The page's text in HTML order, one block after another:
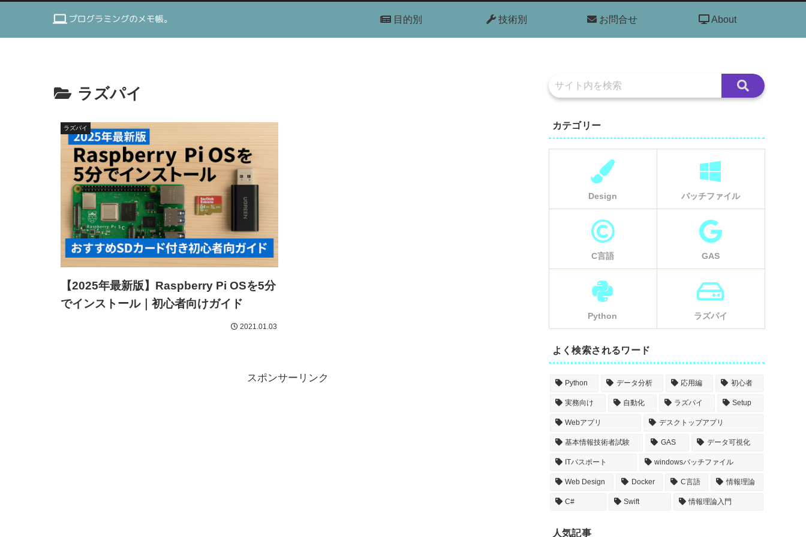
目的別 技術別 お問合せ About
ラズパイ
ラズパイ
【2025年最新版】Raspberry Pi OSを5分
でインストール｜初心者向けガイド
2021.01.03
スポンサーリンク
カテゴリー
Design バッチファイル
C言語 GAS
Python ラズパイ
よく検索されるワード
Python データ分析 応用編 初心者
実務向け 自動化 ラズパイ Setup
Webアプリ デスクトップアプリ
基本情報技術者試験 GAS データ可視化
ITパスポート windowsバッチファイル
Web Design Docker C言語 情報理論
C# Swift 情報理論入門
人気記事